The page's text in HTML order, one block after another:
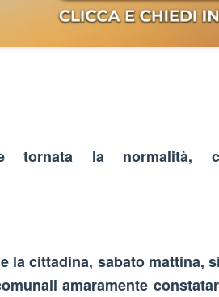
tornata la normalità,
la cittadina, sabato mattina,
amaramente